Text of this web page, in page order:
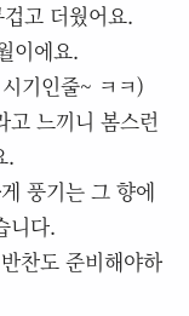
고 더웠어요.
이에요.
기인줄~ ㅋㅋ)
고 느끼니 봄스런
.
풍기는 그 향에
니다.
찬도 준비해야하